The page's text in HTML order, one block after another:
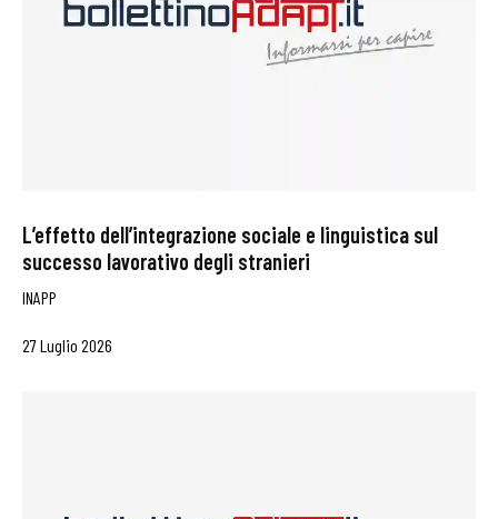
L’effetto dell’integrazione sociale e linguistica sul
successo lavorativo degli stranieri
INAPP
27 Luglio 2026